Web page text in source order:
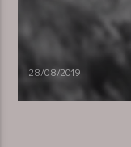
28/08/2019